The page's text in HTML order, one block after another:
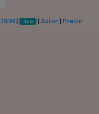
ISBN | Título |Autor |Precio